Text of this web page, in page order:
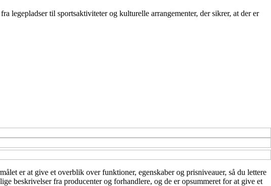
legepladser til sportsaktiviteter og kulturelle arrangementer, der sikrer, at der er
er at give et overblik over funktioner, egenskaber og prisniveauer, så du lettere
beskrivelser fra producenter og forhandlere, og de er opsummeret for at give et